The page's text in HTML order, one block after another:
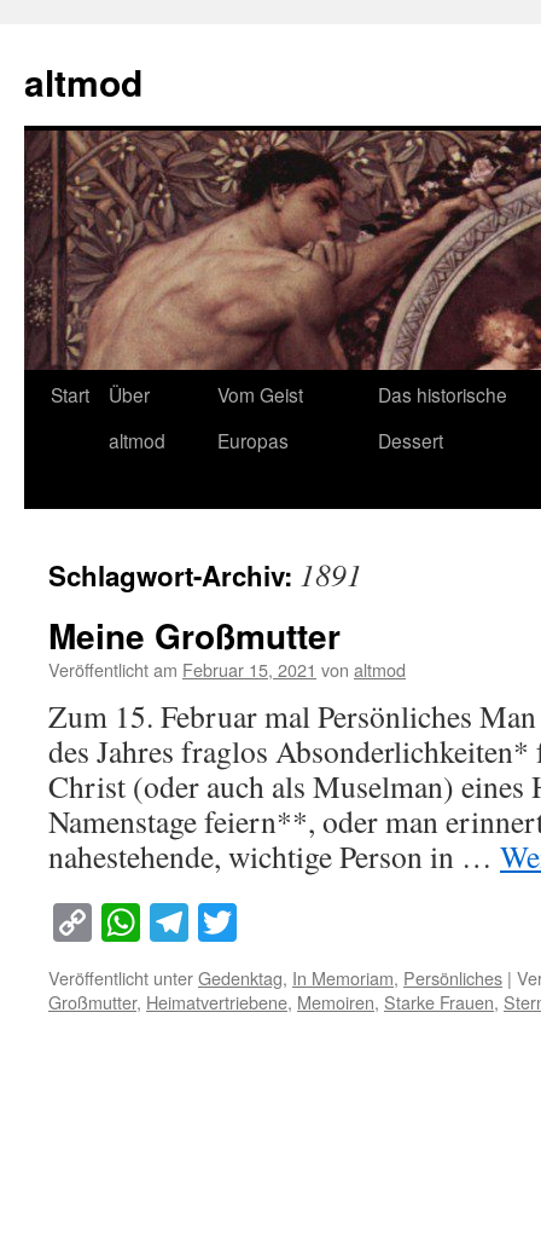
springen
altmod
Start
Über
altmod
Vom Geist
Europas
Das historische
Dessert
Schlagwort-Archiv: 1891
Meine Großmutter
Veröffentlicht am Februar 15, 2021 von altmod
Zum 15. Februar mal Persönliches
des Jahres fraglos
Christ (oder auch als Muselman) eines
Namenstage feiern**, oder man
nahestehende, wichtige Person in …
Copy
Link
WhatsApp
Telegram
Veröffentlicht unterGedenktag, In Memoriam, Persönliches |
Großmutter, Heimatvertriebene, Memoiren, Starke Frauen,